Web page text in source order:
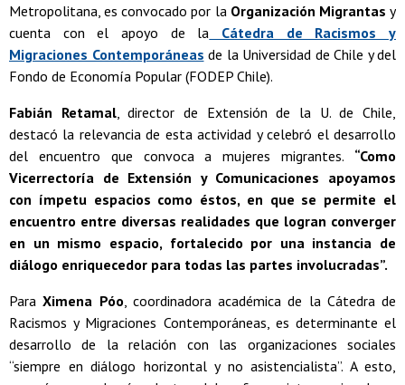
Metropolitana, es convocado por la Organización Migrantas y
cuenta con el apoyo de la Cátedra de Racismos y
Migraciones Contemporáneas de la Universidad de Chile y del
Fondo de Economía Popular (FODEP Chile).
Fabián Retamal, director de Extensión de la U. de Chile,
destacó la relevancia de esta actividad y celebró el desarrollo
del encuentro que convoca a mujeres migrantes. “Como
Vicerrectoría de Extensión y Comunicaciones apoyamos
con ímpetu espacios como éstos, en que se permite el
encuentro entre diversas realidades que logran converger
en un mismo espacio, fortalecido por una instancia de
diálogo enriquecedor para todas las partes involucradas”.
ParaXimena Póo, coordinadora académica de la Cátedra de
Racismos y Migraciones Contemporáneas, es determinante el
desarrollo de la relación con las organizaciones sociales
“siempre en diálogo horizontal y no asistencialista”. A esto,